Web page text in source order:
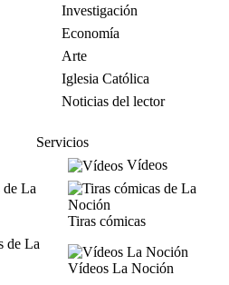
Investigación
Economía
Arte
Iglesia Católica
Noticias del lector
Servicios
Vídeos
Tiras cómicas
Vídeos La Noción